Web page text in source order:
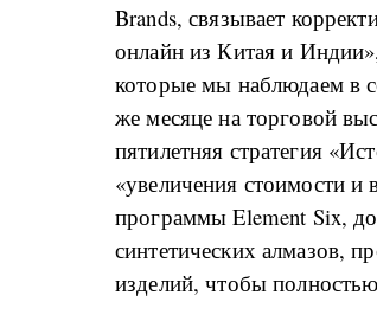
Brands, связывает
онлайн из Китая и
которые мы наблюдаем в
же месяце на торговой
пятилетняя стратегия
«увеличения стоимости
программы Element Six,
синтетических алмазов,
изделий, чтобы